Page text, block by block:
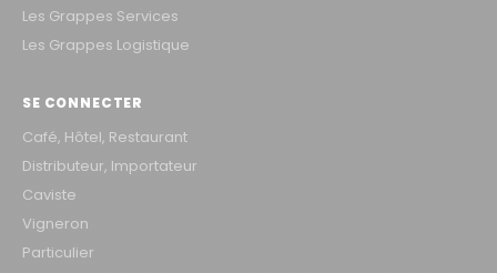
Les Grappes Services
Les Grappes Logistique
SE CONNECTER
Café, Hôtel, Restaurant
Distributeur, Importateur
Caviste
Vigneron
Particulier